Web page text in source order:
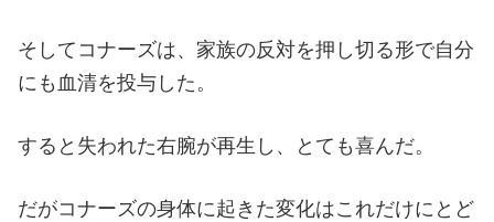
そしてコナーズは、家族の反対を押し切る形で自分
にも血清を投与した。
すると失われた右腕が再生し、とても喜んだ。
だがコナーズの身体に起きた変化はこれだけにとど